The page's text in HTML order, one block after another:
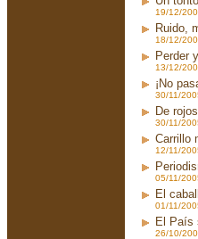
19/12/
Ruido,
18/12/
Perder
13/12/
¡No
30/11/
De
30/11/
Carrillo
12/11/
05/11/
El
01/11/
El País
26/10/